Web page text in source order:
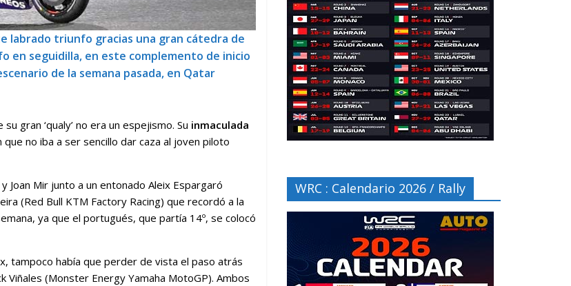
labrado triunfo gracias una gran cátedra de
en seguidilla, en este complemento de inicio
de la semana pasada, en Qatar
gran ‘qualy’ no era un espejismo. Su inmaculada
no iba a ser sencillo dar caza al joven piloto
Joan Mir junto a un entonado Aleix Espargaró
(Red Bull KTM Factory Racing) que recordó a la
ya que el portugués, que partía 14º, se colocó
tampoco había que perder de vista el paso atrás
Viñales (Monster Energy Yamaha MotoGP). Ambos
WRC : Calendario 2026 / Rally